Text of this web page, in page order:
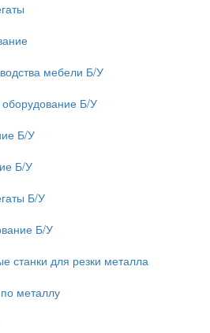
мебели Б/У
Б/У
Б/У
Б/У
Б/У
Б/У
станки для резки металла
металлу